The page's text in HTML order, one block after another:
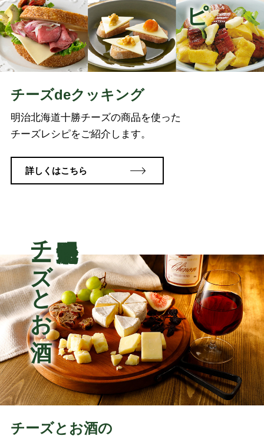
チーズdeクッキング
明治北海道十勝チーズの商品を使った
チーズレシピをご紹介します。
詳しくはこちら
チーズとお酒
チーズとお酒の